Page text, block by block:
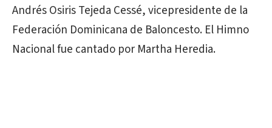
Andrés Osiris Tejeda Cessé, vicepresidente de la
Federación Dominicana de Baloncesto. El Himno
Nacional fue cantado por Martha Heredia.